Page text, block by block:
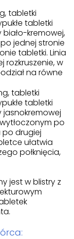
tabletki
tabletki
biało-kremowej,
jednej stronie
tabletki. Linia
rozkruszenie, w
na równe
tabletki
tabletki
jasnokremowej
po
po drugiej
ułatwia
połknięcia,
jest w blistry z